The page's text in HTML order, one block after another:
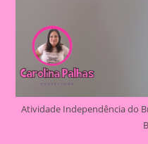
Atividade Independência do